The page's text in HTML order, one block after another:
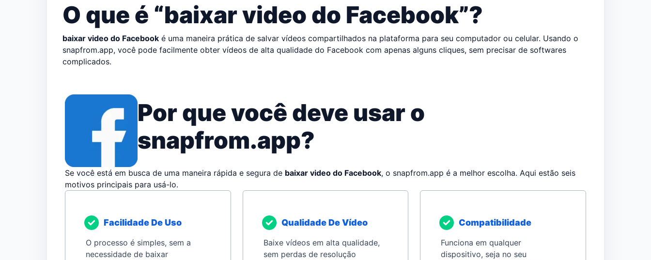
O que é “baixar video do Facebook”?
baixar video do Facebook é uma maneira prática de salvar vídeos compartilhados na plataforma para seu computador ou celular. Usando o
snapfrom.app, você pode facilmente obter vídeos de alta qualidade do Facebook com apenas alguns cliques, sem precisar de softwares
complicados.
Por que você deve usar o
snapfrom.app?
Se você está em busca de uma maneira rápida e segura de baixar video do Facebook, o snapfrom.app é a melhor escolha. Aqui estão seis
motivos principais para usá-lo.
Facilidade De Uso
O processo é simples, sem a
necessidade de baixar
Qualidade De Vídeo
Baixe vídeos em alta qualidade,
sem perdas de resolução
Compatibilidade
Funciona em qualquer
dispositivo, seja no seu